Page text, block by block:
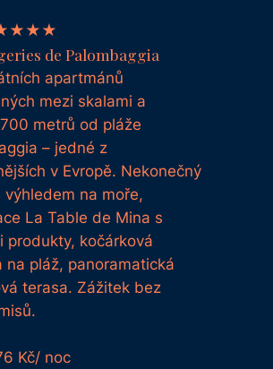
★★★★
de Palombaggia
apartmánů
mezi skalami a
metrů od pláže
– jedné z
v Evropě. Nekonečný
výhledem na moře,
La Table de Mina s
produkty, kočárková
na pláž, panoramatická
terasa. Zážitek bez
Kč/ noc